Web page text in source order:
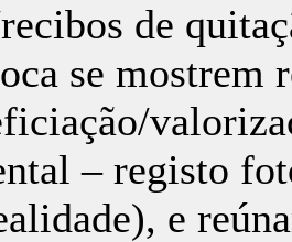
de
se mostrem
– registo
e